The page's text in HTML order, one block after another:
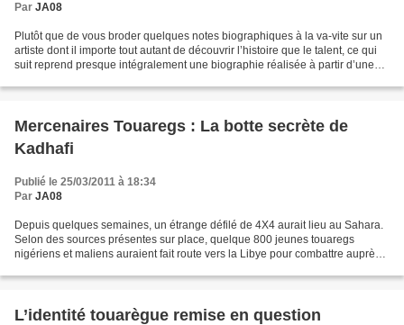
Par JA08
Plutôt que de vous broder quelques notes biographiques à la va-vite sur un
artiste dont il importe tout autant de découvrir l’histoire que le talent, ce qui
suit reprend presque intégralement une biographie réalisée à partir d’une
Mercenaires Touaregs : La botte secrète de
Kadhafi
Publié le 25/03/2011 à 18:34
Par JA08
Depuis quelques semaines, un étrange défilé de 4X4 aurait lieu au Sahara.
Selon des sources présentes sur place, quelque 800 jeunes touaregs
nigériens et maliens auraient fait route vers la Libye pour combattre auprès
L’identité touarègue remise en question